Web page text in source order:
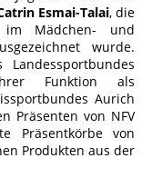
Esmai-Talai, die
Mädchen- und
wurde.
Landessportbundes
Funktion als
Aurich
Präsenten von NFV
Präsentkörbe von
Produkten aus der